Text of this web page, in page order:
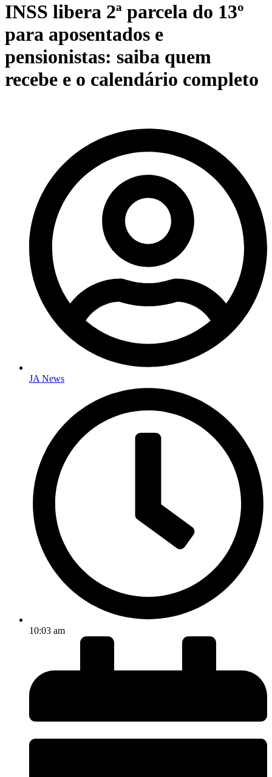
INSS libera 2ª parcela do 13º
para aposentados e
pensionistas: saiba quem
recebe e o calendário completo
JA News
10:03 am